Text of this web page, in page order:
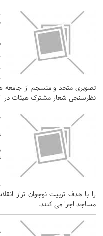
تصویری‌ متحد و منسجم از جامعه
نظرسنجی شعار مشترک هیئات در
را با هدف تربیت نوجوان تراز
مساجد اجرا می کنند.